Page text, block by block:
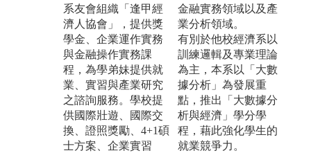
系友會組織「逢甲經
濟人協會」，提供獎
學金、企業運作實務
與金融操作實務課
程，為學弟妹提供就
業、實習與產業研究
之諮詢服務。學校提
供國際壯遊、國際交
換、證照獎勵、4+1碩
士方案、企業實習
金融實務領域以及產
業分析領域。
有別於他校經濟系以
訓練邏輯及專業理論
為主，本系以「大數
據分析」為發展重
點，推出「大數據分
析與經濟」學分學
程，藉此強化學生的
就業競爭力。